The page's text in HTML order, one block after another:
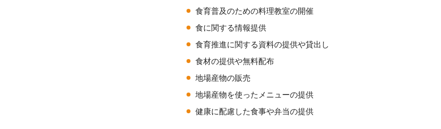
食育普及のための料理教室の開催
食に関する情報提供
食育推進に関する資料の提供や貸出し
食材の提供や無料配布
地場産物の販売
地場産物を使ったメニューの提供
健康に配慮した食事や弁当の提供